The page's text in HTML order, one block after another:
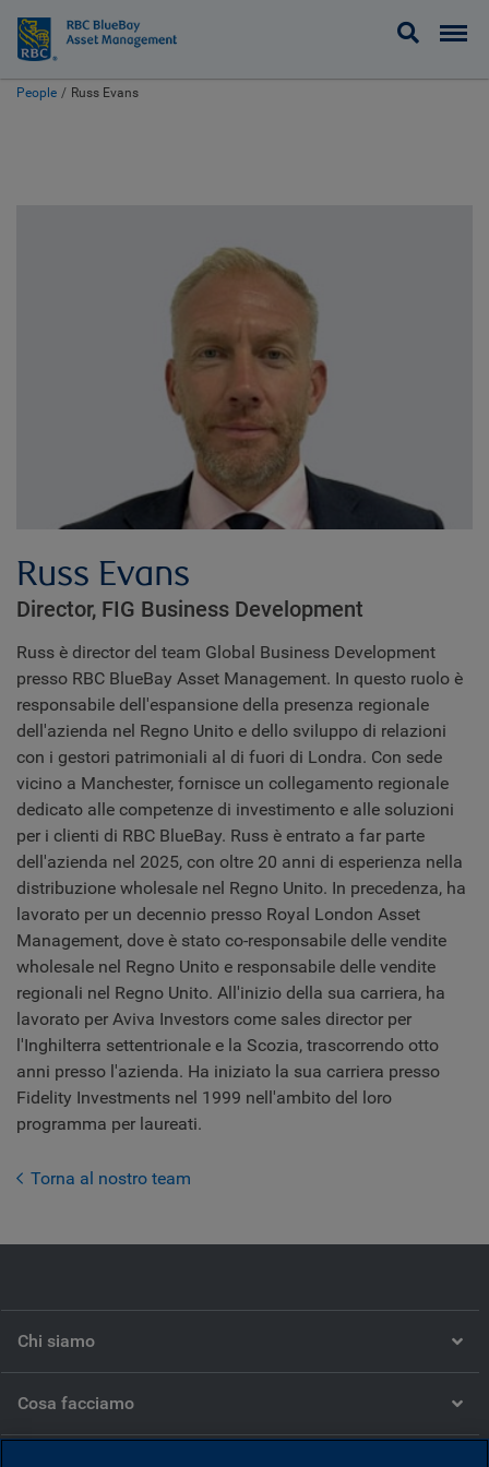
BlueBay
People Russ Evans
Russ Evans
Director, FIG Business Development
Russ è director del team Global Business Development
presso RBC BlueBay Asset Management. In questo ruolo è
responsabile dell'espansione della presenza regionale
dell'azienda nel Regno Unito e dello sviluppo di relazioni
con i gestori patrimoniali al di fuori di Londra. Con sede
vicino a Manchester, fornisce un collegamento regionale
dedicato alle competenze di investimento e alle soluzioni
per i clienti di RBC BlueBay. Russ è entrato a far parte
dell'azienda nel 2025, con oltre 20 anni di esperienza nella
distribuzione wholesale nel Regno Unito. In precedenza, ha
lavorato per un decennio presso Royal London Asset
Management, dove è stato co-responsabile delle vendite
wholesale nel Regno Unito e responsabile delle vendite
regionali nel Regno Unito. All'inizio della sua carriera, ha
lavorato per Aviva Investors come sales director per
l'Inghilterra settentrionale e la Scozia, trascorrendo otto
anni presso l'azienda. Ha iniziato la sua carriera presso
Fidelity Investments nel 1999 nell'ambito del loro
programma per laureati.
Torna al nostro team
Chi siamo
Cosa facciamo